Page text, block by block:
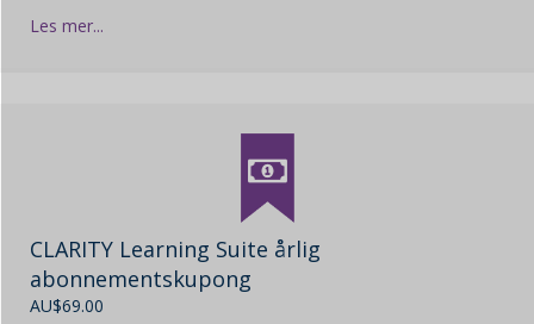
Les mer...
CLARITY Learning Suite årlig
abonnementskupong
AU$69.00